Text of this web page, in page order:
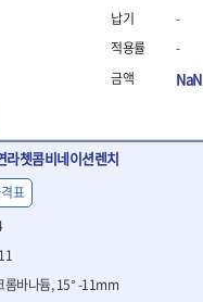
-
-
NaN
라쳇콤비네이션렌치
롬바나듐, 15° -11mm
표